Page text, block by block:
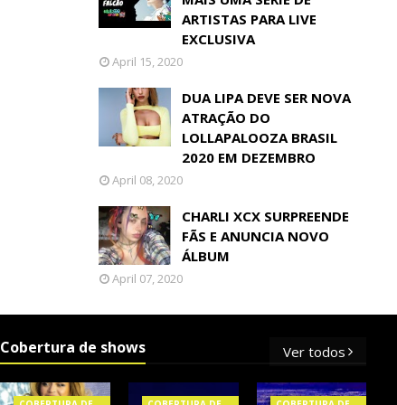
ARTISTAS PARA LIVE
EXCLUSIVA
April 15, 2020
DUA LIPA DEVE SER NOVA
ATRAÇÃO DO
LOLLAPALOOZA BRASIL
2020 EM DEZEMBRO
April 08, 2020
CHARLI XCX SURPREENDE
FÃS E ANUNCIA NOVO
ÁLBUM
April 07, 2020
Cobertura de shows Ver todos